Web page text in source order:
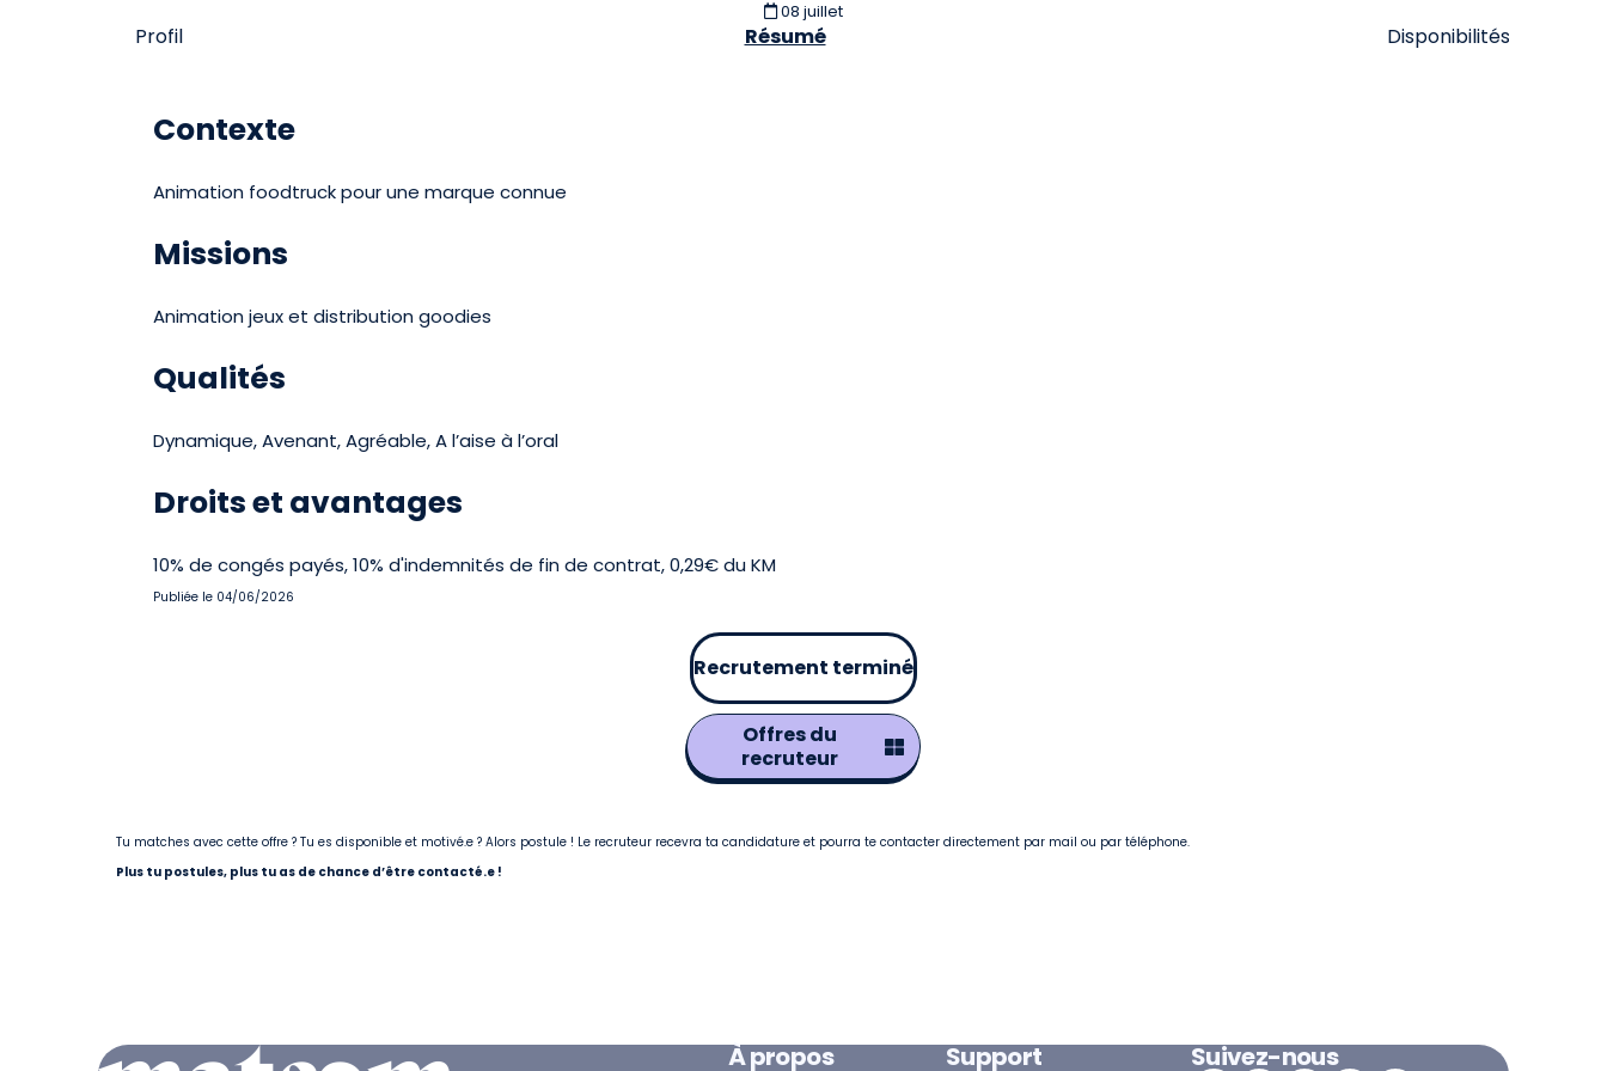
08 juillet
Profil Résumé Disponibilités
Contexte
Animation foodtruck pour une marque connue
Missions
Animation jeux et distribution goodies
Qualités
Dynamique, Avenant, Agréable, A l’aise à l’oral
Droits et avantages
10% de congés payés, 10% d'indemnités de fin de contrat, 0,29€ du KM
Publiée le 04/06/2026
Recrutement terminé
Offres du
recruteur
Tu matches avec cette offre ? Tu es disponible et motivé.e ? Alors postule ! Le recruteur recevra ta candidature et pourra te contacter directement par mail ou par téléphone.
Plus tu postules, plus tu as de chance d’être contacté.e !
À propos Support Suivez-nous